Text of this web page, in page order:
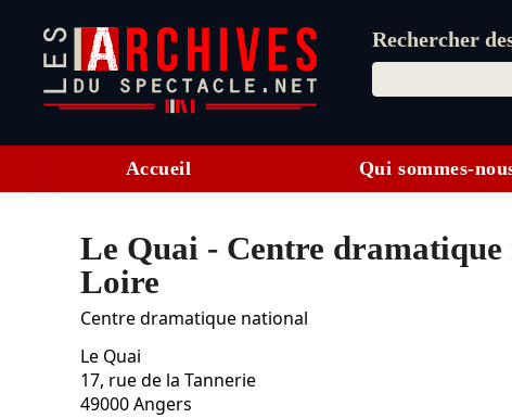
Rechercher
Accueil Qui sommes-
Le Quai - Centre dramatique
Loire
Centre dramatique national
Le Quai
17, rue de la Tannerie
49000 Angers